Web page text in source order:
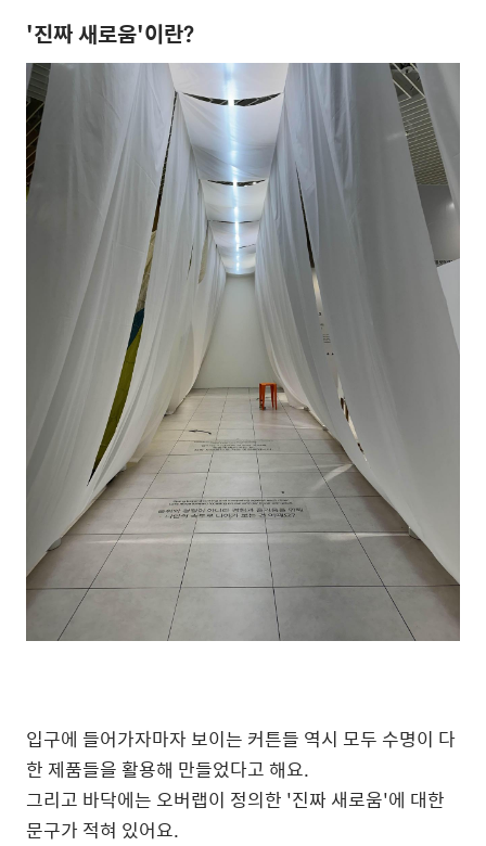
'진짜 새로움'이란?
입구에 들어가자마자 보이는 커튼들 역시 모두 수명이 다
한 제품들을 활용해 만들었다고 해요.
그리고 바닥에는 오버랩이 정의한 '진짜 새로움'에 대한
문구가 적혀 있어요.